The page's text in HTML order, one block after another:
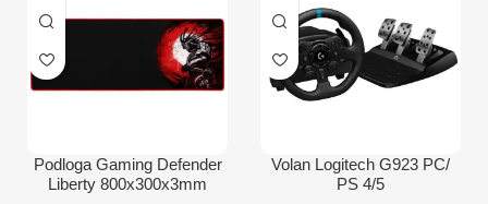
Podloga Gaming Defender
Liberty 800x300x3mm
Volan Logitech G923 PC/
PS 4/5